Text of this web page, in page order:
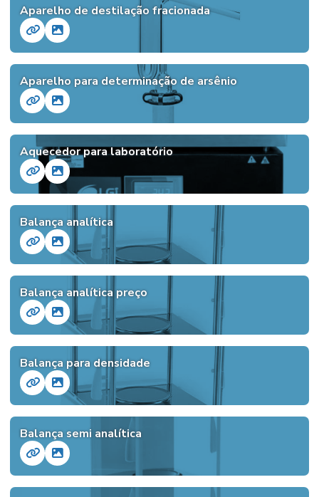
Aparelho de destilação fracionada
Aparelho para determinação de arsênio
Aquecedor para laboratório
Balança analítica
Balança analítica preço
Balança para densidade
Balança semi analítica